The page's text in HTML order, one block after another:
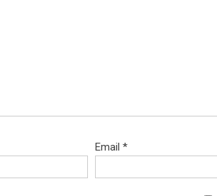
Email*